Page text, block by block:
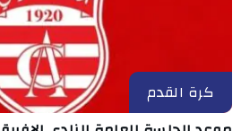
كرة القدم